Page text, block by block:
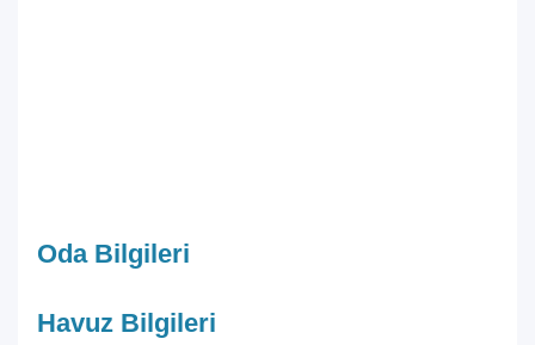
Oda Bilgileri
Havuz Bilgileri